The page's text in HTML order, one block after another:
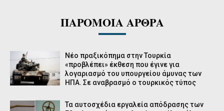
ΠΑΡΟΜΟΙΑ ΑΡΘΡΑ
Νέο πραξικόπημα στην Τουρκία
«προβλέπει» έκθεση που έγινε για
λογαριασμό του υπουργείου άμυνας των
ΗΠΑ. Σε αναβρασμό ο τουρκικός τύπος
Τα αυτοσχέδια εργαλεία απόδρασης των